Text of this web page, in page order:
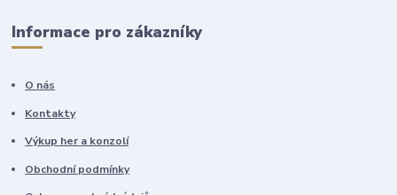
Informace pro zákazníky
O nás
Kontakty
Výkup her a konzolí
Obchodní podmínky